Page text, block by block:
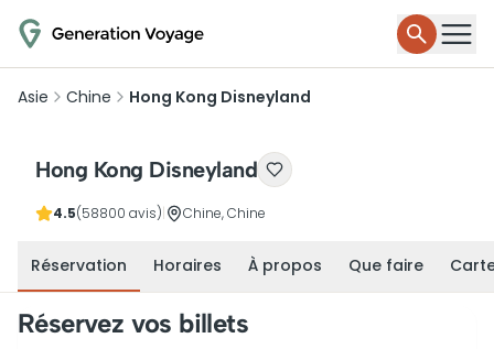
Asie Chine Hong Kong Disneyland
Hong Kong Disneyland
4.5(58800 avis) Chine, Chine
Réservation Horaires À propos Que faire
Réservez vos billets